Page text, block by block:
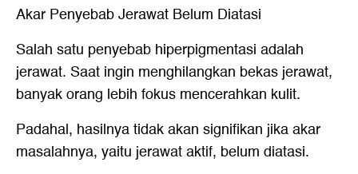
Akar Penyebab Jerawat Belum Diatasi
Salah satu penyebab hiperpigmentasi adalah
jerawat. Saat ingin menghilangkan bekas jerawat,
banyak orang lebih fokus mencerahkan kulit.
Padahal, hasilnya tidak akan signifikan jika akar
masalahnya, yaitu jerawat aktif, belum diatasi.